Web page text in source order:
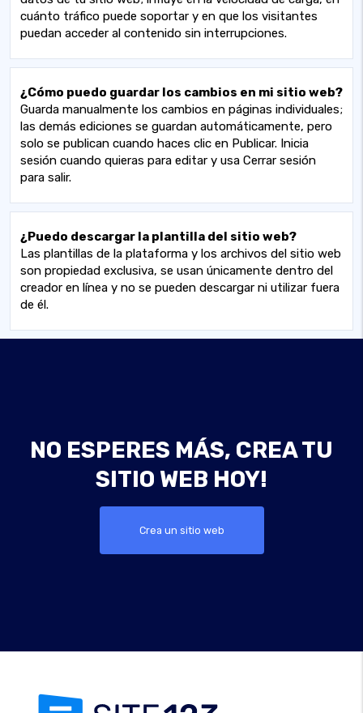
cuánto tráfico puede soportar y en que los visitantes
puedan acceder al contenido sin interrupciones.
¿Cómo puedo guardar los cambios en mi sitio web?
Guarda manualmente los cambios en páginas individuales;
las demás ediciones se guardan automáticamente, pero
solo se publican cuando haces clic en Publicar. Inicia
sesión cuando quieras para editar y usa Cerrar sesión
para salir.
¿Puedo descargar la plantilla del sitio web?
Las plantillas de la plataforma y los archivos del sitio web
son propiedad exclusiva, se usan únicamente dentro del
creador en línea y no se pueden descargar ni utilizar fuera
de él.
NO ESPERES MÁS, CREA TU
SITIO WEB HOY!
Crea un sitio web